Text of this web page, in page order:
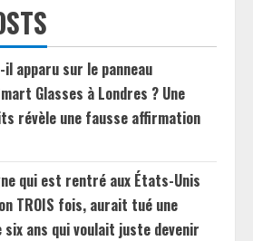
apparu sur le panneau
Glasses à Londres ? Une
révèle une fausse affirmation
qui est rentré aux États-Unis
TROIS fois, aurait tué une
ans qui voulait juste devenir